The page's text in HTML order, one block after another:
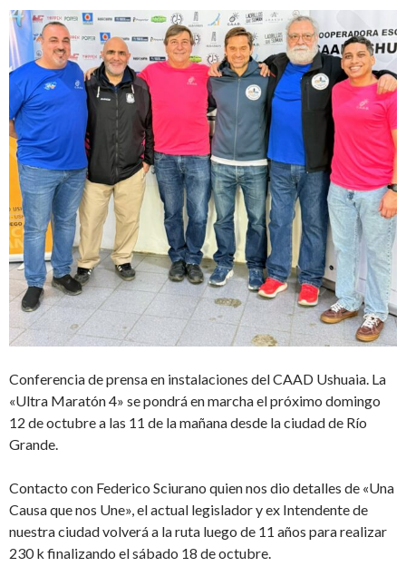
Conferencia de prensa en instalaciones del CAAD Ushuaia. La
«Ultra Maratón 4» se pondrá en marcha el próximo domingo
12 de octubre a las 11 de la mañana desde la ciudad de Río
Grande.
Contacto con Federico Sciurano quien nos dio detalles de «Una
Causa que nos Une», el actual legislador y ex Intendente de
nuestra ciudad volverá a la ruta luego de 11 años para realizar
230 k finalizando el sábado 18 de octubre.